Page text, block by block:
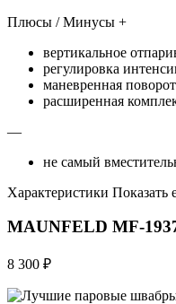
Плюсы / Минусы +
вертикальное
регулировка
маневренная
расширенная
—
не самый
Характеристики Показать
MAUNFELD MF-
8 300 ₽